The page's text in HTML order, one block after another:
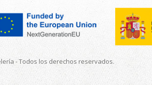
- Todos los derechos reservados.